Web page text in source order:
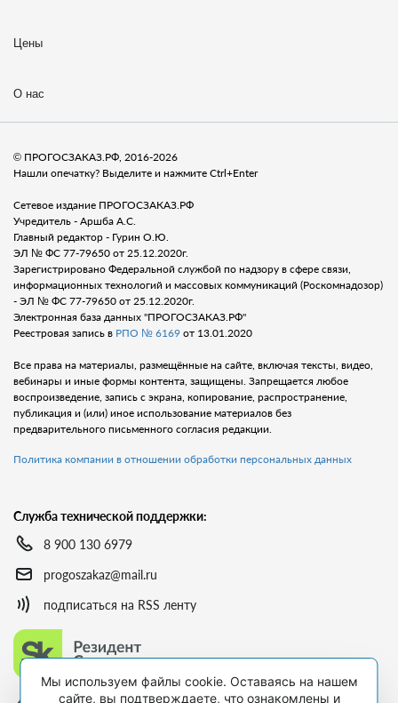
Цены
О нас
© ПРОГОСЗАКАЗ.РФ, 2016-2026
Нашли опечатку? Выделите и нажмите Ctrl+Enter
Сетевое издание ПРОГОСЗАКАЗ.РФ
Учредитель - Аршба А.С.
Главный редактор - Гурин О.Ю.
ЭЛ № ФС 77-79650 от 25.12.2020г.
Зарегистрировано Федеральной службой по надзору в сфере связи,
информационных технологий и массовых коммуникаций (Роскомнадозор)
- ЭЛ № ФС 77-79650 от 25.12.2020г.
Электронная база данных "ПРОГОСЗАКАЗ.РФ"
Реестровая запись в РПО № 6169 от 13.01.2020
Все права на материалы, размещённые на сайте, включая тексты, видео,
вебинары и иные формы контента, защищены. Запрещается любое
воспроизведение, запись с экрана, копирование, распространение,
публикация и (или) иное использование материалов без
предварительного письменного согласия редакции.
Политика компании в отношении обработки персональных данных
Служба технической поддержки:
8 900 130 6979
progoszakaz@mail.ru
подписаться на RSS ленту
Мы используем файлы cookie. Оставаясь на нашем
сайте, вы подтверждаете, что ознакомлены и